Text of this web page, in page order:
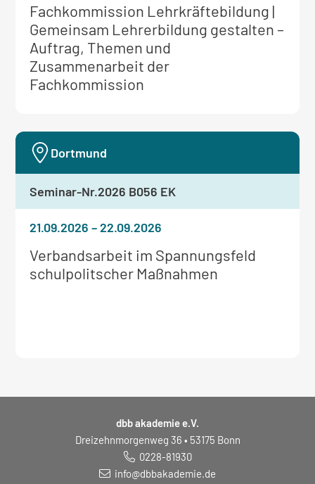
Weitere
Informationen
zum
Seminar:
Fachkommission Lehrkräftebildung |
Gemeinsam Lehrerbildung gestalten –
Auftrag, Themen und
Zusammenarbeit der
Fachkommission
Weitere
Informationen
Verbandsarbeit im Spannungsfeld
schulpolitscher Maßnahmen
21.09.2026–22.09.2026
Dortmund
Seminar-Nr.2026 B056 EK
dbb akademie e.V.
Dreizehnmorgenweg 36 • 53175 Bonn
0228-81930
info@dbbakademie.de